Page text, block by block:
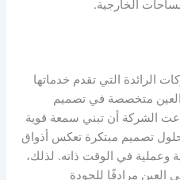
الخارجية.
الرائدة التي تقدم خدماتها
متخصصة في تصميم
الشركة أن تبني سمعة قوية
تصميم مبتكرة تعكس أذواق
وعملية في الوقت ذاته. لذلك،
مرادفًا للجودة